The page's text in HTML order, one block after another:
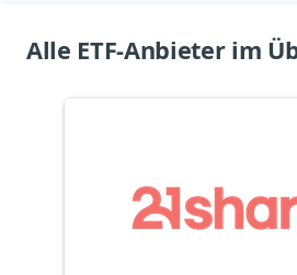
Alle ETF-Anbieter im